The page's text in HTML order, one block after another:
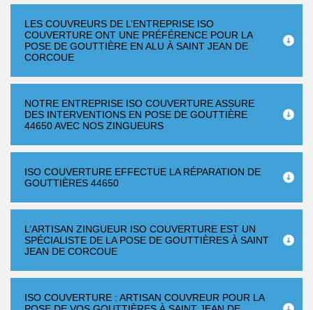
LES COUVREURS DE L’ENTREPRISE ISO
COUVERTURE ONT UNE PRÉFÉRENCE POUR LA
POSE DE GOUTTIÈRE EN ALU À SAINT JEAN DE
CORCOUE
NOTRE ENTREPRISE ISO COUVERTURE ASSURE
DES INTERVENTIONS EN POSE DE GOUTTIÈRE
44650 AVEC NOS ZINGUEURS
ISO COUVERTURE EFFECTUE LA RÉPARATION DE
GOUTTIÈRES 44650
L’ARTISAN ZINGUEUR ISO COUVERTURE EST UN
SPÉCIALISTE DE LA POSE DE GOUTTIÈRES À SAINT
JEAN DE CORCOUE
ISO COUVERTURE : ARTISAN COUVREUR POUR LA